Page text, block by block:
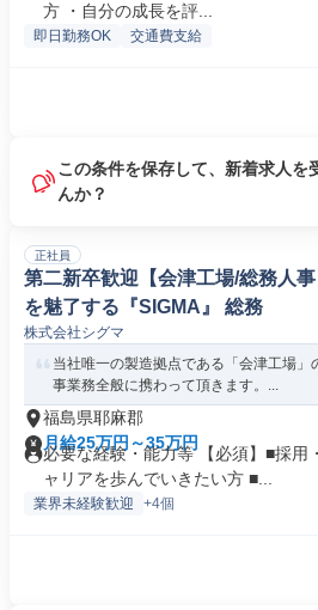
方 ・自分の成長を評...
即日勤務OK 交通費支給
この条件を保存して、新着求人を
んか？
正社員
第二新卒歓迎【会津工場/総務人
を魅了する『SIGMA』 総務
株式会社シグマ
当社唯一の製造拠点である「会津工場」
事業務全般に携わって頂きます。...
福島県耶麻郡
月給25万円～35万円
必要な経験・能力等 【必須】■採用
ャリアを歩んでいきたい方 ■...
業界未経験歓迎 +4個